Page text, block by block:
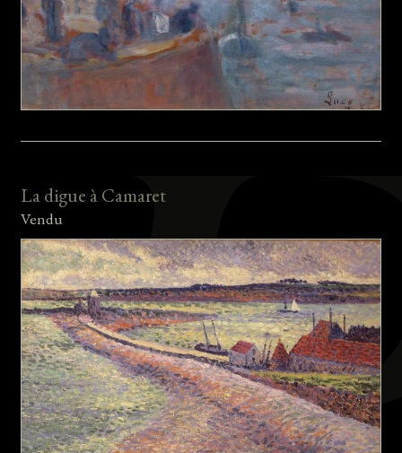
La digue à Camaret
Vendu